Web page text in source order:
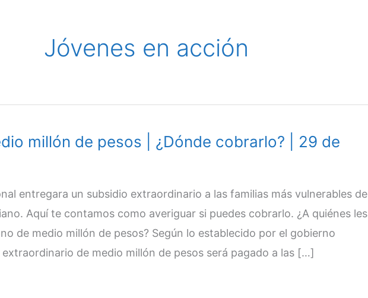
Jóvenes en acción
millón de pesos | ¿Dónde cobrarlo? | 29 de
entregara un subsidio extraordinario a las familias más vulnerables
Aquí te contamos como averiguar si puedes cobrarlo. ¿A quiénes les
de medio millón de pesos? Según lo establecido por el gobierno
de medio millón de pesos será pagado a las […]